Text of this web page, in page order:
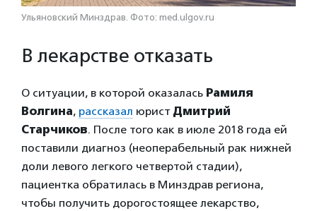
Ульяновский Минздрав. Фото: med.ulgov.ru
В лекарстве отказать
О ситуации, в которой оказалась Рамиля
Волгина, рассказал юрист Дмитрий
Старчиков. После того как в июле 2018 года ей
поставили диагноз (неоперабельный рак нижней
доли левого легкого четвертой стадии),
пациентка обратилась в Минздрав региона,
чтобы получить дорогостоящее лекарство,